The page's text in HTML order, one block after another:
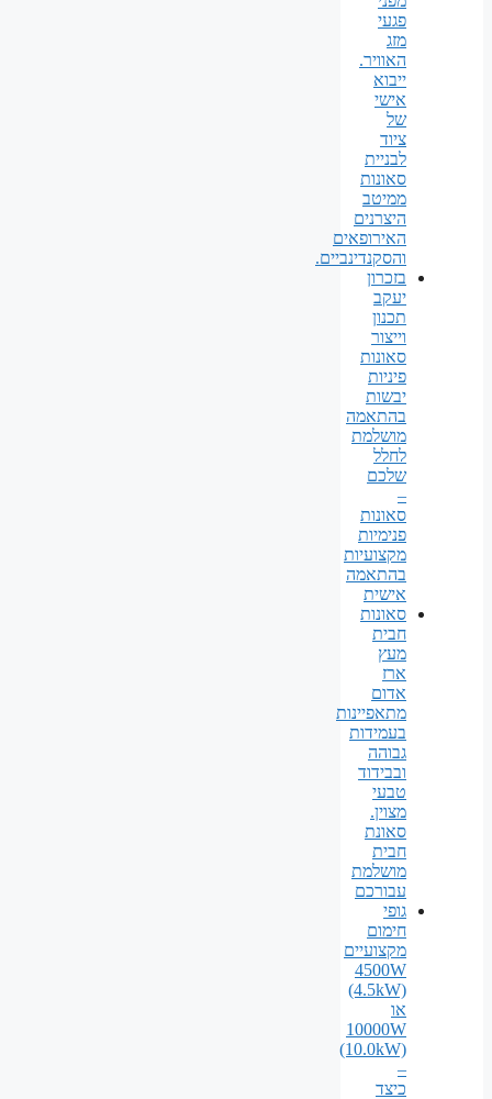
פגעי
מזג
האוויר.
ייבוא
אישי
של
ציוד
לבניית
סאונות
ממיטב
היצרנים
האירופאים
והסקנדינביים.
בזכרון
יעקב
תכנון
וייצור
סאונות
פיניות
יבשות
בהתאמה
מושלמת
לחלל
שלכם
–
סאונות
פנימיות
מקצועיות
בהתאמה
אישית
סאונות
חבית
מעץ
ארז
אדום
מתאפיינות
בעמידות
גבוהה
ובבידוד
טבעי
מצוין.
סאונת
חבית
מושלמת
עבורכם
גופי
חימום
מקצועיים
4500W
(4.5kW)
או
10000W
(10.0kW)
–
כיצד